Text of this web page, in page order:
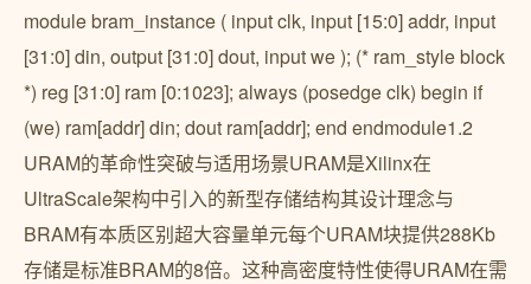
module bram_instance ( input clk, input [15:0] addr, input
[31:0] din, output [31:0] dout, input we ); (* ram_style block
*) reg [31:0] ram [0:1023]; always (posedge clk) begin if
(we) ram[addr] din; dout ram[addr]; end endmodule1.2
URAM的革命性突破与适用场景URAM是Xilinx在
UltraScale架构中引入的新型存储结构其设计理念与
BRAM有本质区别超大容量单元每个URAM块提供288Kb
存储是标准BRAM的8倍。这种高密度特性使得URAM在需